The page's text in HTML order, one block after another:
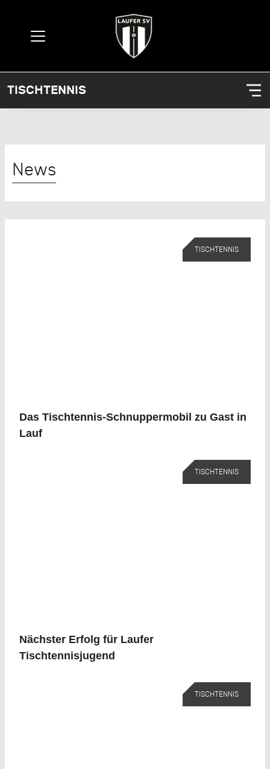
TISCHTENNIS
News
TISCHTENNIS
Das Tischtennis-Schnuppermobil zu Gast in
Lauf
TISCHTENNIS
Nächster Erfolg für Laufer
Tischtennisjugend
TISCHTENNIS